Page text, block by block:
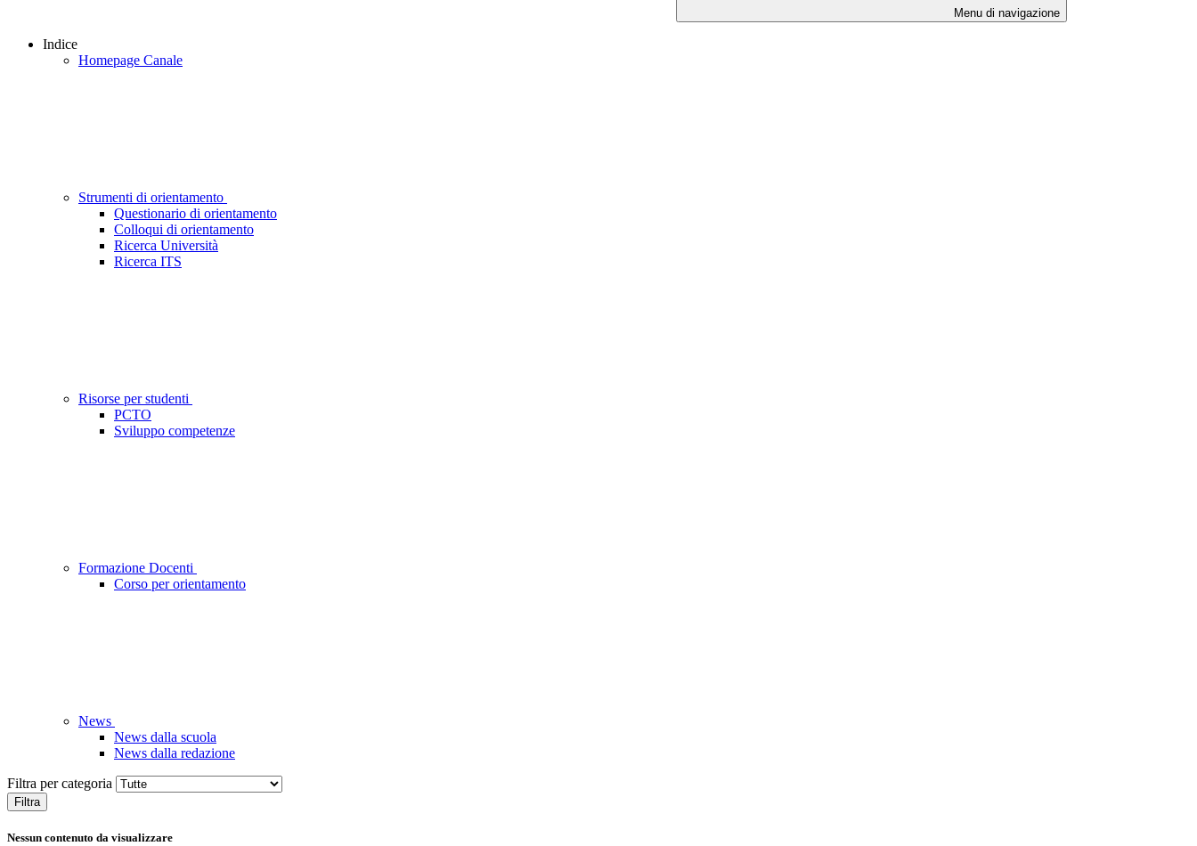
Menu di navigazione
Indice
Homepage Canale
Strumenti di orientamento
Questionario di orientamento
Colloqui di orientamento
Ricerca Università
Ricerca ITS
Risorse per studenti
PCTO
Sviluppo competenze
Formazione Docenti
Corso per orientamento
News
News dalla scuola
News dalla redazione
Filtra per categoria
Filtra
Nessun contenuto da visualizzare